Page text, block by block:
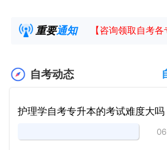
重要通知
【咨询领取自考各
自考动态
护理学自考专升本的考试难度大吗